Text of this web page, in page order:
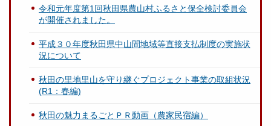
令和元年度第1回秋田県農山村ふるさと保全検討委員会
が開催されました。
平成３０年度秋田県中山間地域等直接支払制度の実施状
況について
秋田の里地里山を守り継ぐプロジェクト事業の取組状況
(R1：春編)
秋田の魅力まるごとＰＲ動画（農家民宿編）